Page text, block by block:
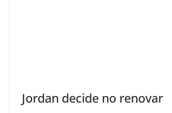
Jordan decide no renovar